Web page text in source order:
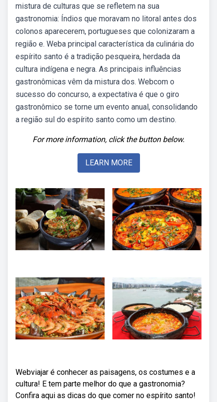
mistura de culturas que se refletem na sua
gastronomia: Índios que moravam no litoral antes dos
colonos aparecerem, portugueses que colonizaram a
região e. Weba principal característica da culinária do
espírito santo é a tradição pesqueira, herdada da
cultura indígena e negra. As principais influências
gastronômicas vêm da mistura dos. Webcom o
sucesso do concurso, a expectativa é que o giro
gastronômico se torne um evento anual, consolidando
a região sul do espírito santo como um destino.
For more information, click the button below.
LEARN MORE
Webviajar é conhecer as paisagens, os costumes e a
cultura! E tem parte melhor do que a gastronomia?
Confira aqui as dicas do que comer no espírito santo!